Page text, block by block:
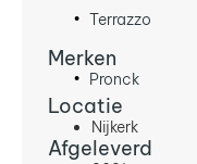
Terrazzo
Merken
Pronck
Locatie
Nijkerk
Afgeleverd